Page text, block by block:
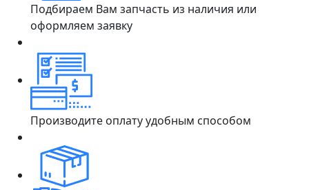
Подбираем Вам запчасть из наличия или
оформляем заявку
Производите оплату удобным способом